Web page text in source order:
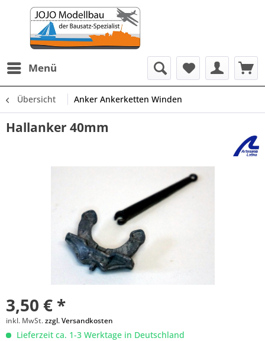
Menü
Übersicht Anker Ankerketten Winden
Hallanker 40mm
3,50 € *
inkl. MwSt.zzgl. Versandkosten
Lieferzeit ca. 1-3 Werktage in Deutschland